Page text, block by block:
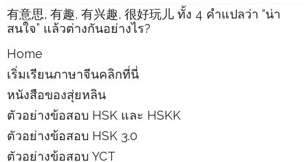
有意思, 有趣, 有兴趣, 很好玩儿 ทั้ง 4 คำแปลว่า “น่า
สนใจ” แล้วต่างกันอย่างไร?
Home
เริ่มเรียนภาษาจีนคลิกที่นี่
หนังสือของสุ่ยหลิน
ตัวอย่างข้อสอบ HSK และ HSKK
ตัวอย่างข้อสอบ HSK 3.0
ตัวอย่างข้อสอบ YCT